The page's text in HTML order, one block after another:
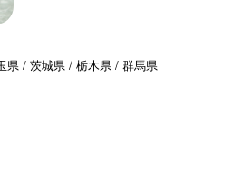
県 茨城県 栃木県
群馬県